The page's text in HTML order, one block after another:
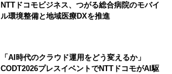
NTTドコモビジネス、つがる総合病院のモバイ
ル環境整備と地域医療DXを推進
「AI時代のクラウド運用をどう変えるか」
CODT2026プレスイベントでNTTドコモがAI駆